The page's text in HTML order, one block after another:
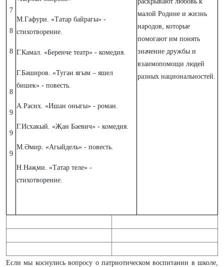
7
8
8
8
9
9
9
М.Гафури. «Татар байрагы» -
стихотворение.
Г.Камал. «Беренче театр» - комедия.
Г.Бәширов. «Туган ягым – яшел
бишек» - повесть.
А.Расих. «Ишан оныгы» - роман.
Г.Исхакый. «Җан Баевич» - комедия.
М.Әмир. «Агыйдель» - повесть.
Н.Нәҗми. «Татар теле» -
стихотворение.
малой Родине и жизнь
народов, которые
помогают им понять
значение дружбы и
взаимопомощи людей
разных национальностей.
Если мы коснулись вопросу о патриотическом воспитании в школе,